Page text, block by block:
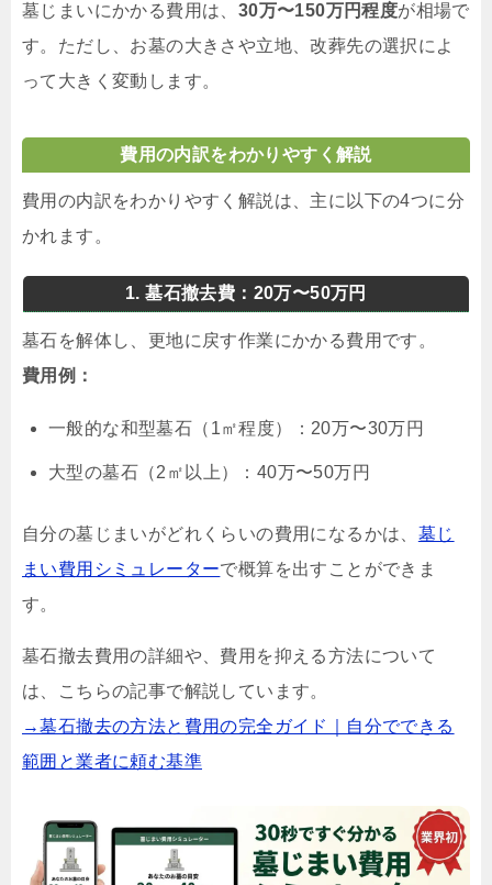
墓じまいにかかる費用は、 30万〜150万円程度が相場で
す。ただし、お墓の大きさや立地、改葬先の選択によ
って大きく変動します。
費用の内訳をわかりやすく解説
費用の内訳をわかりやすく解説は、主に以下の4つに分
かれます。
1. 墓石撤去費：20万〜50万円
墓石を解体し、更地に戻す作業にかかる費用です。
費用例：
一般的な和型墓石（1㎡程度）：20万〜30万円
大型の墓石（2㎡以上）：40万〜50万円
自分の墓じまいがどれくらいの費用になるかは、 墓じ
まい費用シミュレーターで概算を出すことができま
す。
墓石撤去費用の詳細や、費用を抑える方法について
は、こちらの記事で解説しています。
→墓石撤去の方法と費用の完全ガイド｜自分でできる
範囲と業者に頼む基準